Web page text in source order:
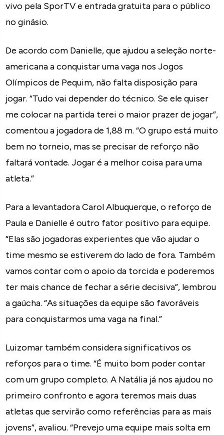
vivo pela SporTV e entrada gratuita para o público
no ginásio.
De acordo com Danielle, que ajudou a seleção norte-
americana a conquistar uma vaga nos Jogos
Olímpicos de Pequim, não falta disposição para
jogar. “Tudo vai depender do técnico. Se ele quiser
me colocar na partida terei o maior prazer de jogar”,
comentou a jogadora de 1,88 m. “O grupo está muito
bem no torneio, mas se precisar de reforço não
faltará vontade. Jogar é a melhor coisa para uma
atleta.”
Para a levantadora Carol Albuquerque, o reforço de
Paula e Danielle é outro fator positivo para equipe.
“Elas são jogadoras experientes que vão ajudar o
time mesmo se estiverem do lado de fora. Também
vamos contar com o apoio da torcida e poderemos
ter mais chance de fechar a série decisiva”, lembrou
a gaúcha. “As situações da equipe são favoráveis
para conquistarmos uma vaga na final.”
Luizomar também considera significativos os
reforços para o time. “É muito bom poder contar
com um grupo completo. A Natália já nos ajudou no
primeiro confronto e agora teremos mais duas
atletas que servirão como referências para as mais
jovens”, avaliou. “Prevejo uma equipe mais solta em